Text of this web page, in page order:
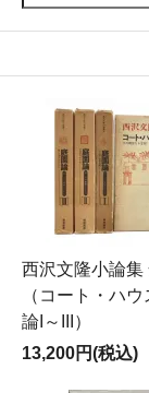
西沢文隆小論集
（コート・ハ
論I～III）
13,200円(税込)